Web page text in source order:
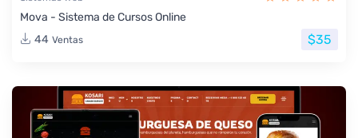
Mova - Sistema de Cursos Online
44 Ventas $35